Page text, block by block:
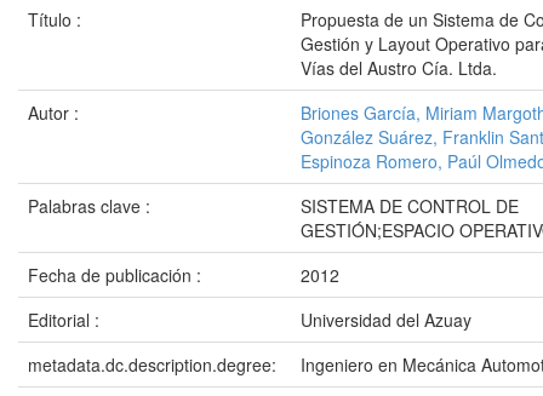
Título :
Propuesta de un Sistema de
Gestión y Layout Operativo
Vías del Austro Cía. Ltda.
Autor :
Briones García, Miriam
González Suárez, Franklin
Espinoza Romero, Paúl
Palabras clave :
SISTEMA DE CONTROL DE
GESTIÓN;ESPACIO
Fecha de publicación :
2012
Editorial :
Universidad del Azuay
metadata.dc.description.degree:
Ingeniero en Mecánica